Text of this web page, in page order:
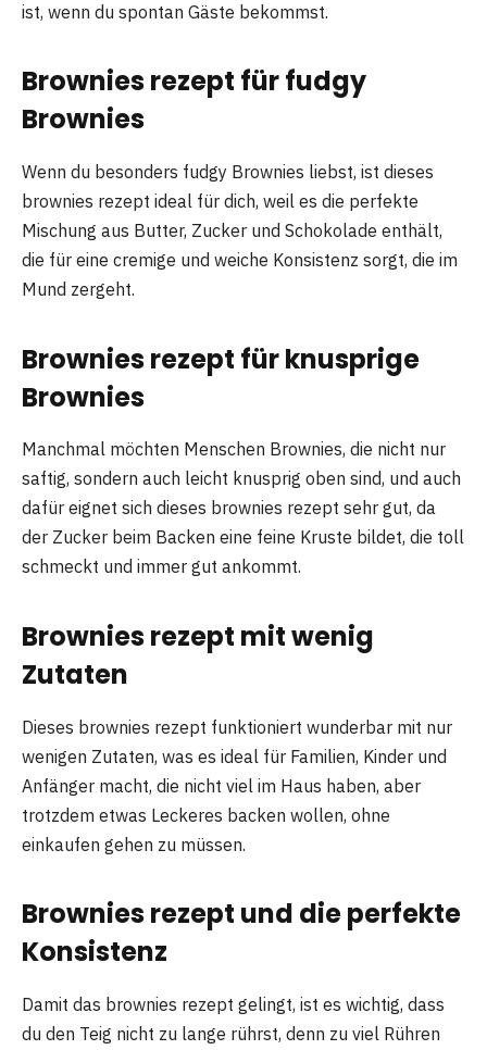
ist, wenn du spontan Gäste bekommst.
Brownies rezept für fudgy
Brownies
Wenn du besonders fudgy Brownies liebst, ist dieses
brownies rezept ideal für dich, weil es die perfekte
Mischung aus Butter, Zucker und Schokolade enthält,
die für eine cremige und weiche Konsistenz sorgt, die im
Mund zergeht.
Brownies rezept für knusprige
Brownies
Manchmal möchten Menschen Brownies, die nicht nur
saftig, sondern auch leicht knusprig oben sind, und auch
dafür eignet sich dieses brownies rezept sehr gut, da
der Zucker beim Backen eine feine Kruste bildet, die toll
schmeckt und immer gut ankommt.
Brownies rezept mit wenig
Zutaten
Dieses brownies rezept funktioniert wunderbar mit nur
wenigen Zutaten, was es ideal für Familien, Kinder und
Anfänger macht, die nicht viel im Haus haben, aber
trotzdem etwas Leckeres backen wollen, ohne
einkaufen gehen zu müssen.
Brownies rezept und die perfekte
Konsistenz
Damit das brownies rezept gelingt, ist es wichtig, dass
du den Teig nicht zu lange rührst, denn zu viel Rühren